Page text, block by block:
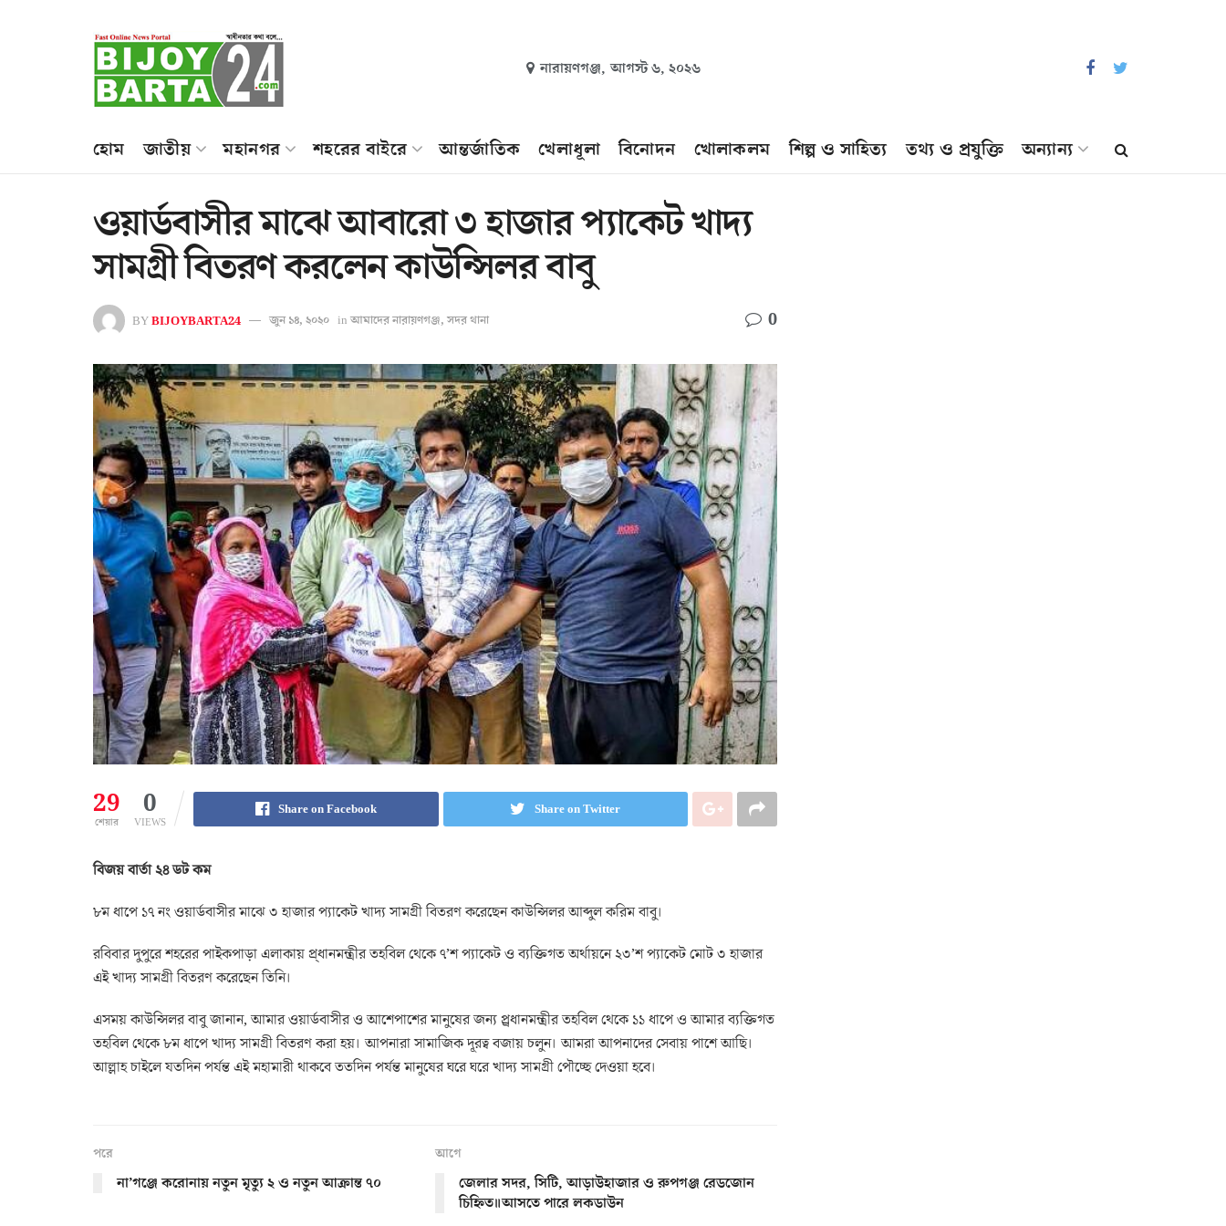
নারায়ণগঞ্জ, আগস্ট ৬, ২০২৬
হোম জাতীয় মহানগর শহরের বাইরে আন্তর্জাতিক খেলাধূলা বিনোদন খোলাকলম শিল্প ও সাহিত্য তথ্য ও প্রযুক্তি অন্যান্য
ওয়ার্ডবাসীর মাঝে আবারো ৩ হাজার প্যাকেট খাদ্য
সামগ্রী বিতরণ করলেন কাউন্সিলর বাবু
BYBIJOYBARTA24 জুন ১৪, ২০২০ in আমাদের নারায়ণগঞ্জ, সদর থানা 0
29
শেয়ার
0
VIEWS
Share on Facebook Share on Twitter
বিজয় বার্তা ২৪ ডট কম
৮ম ধাপে ১৭ নং ওয়ার্ডবাসীর মাঝে ৩ হাজার প্যাকেট খাদ্য সামগ্রী বিতরণ করেছেন কাউন্সিলর আব্দুল করিম বাবু।
রবিবার দুপুরে শহরের পাইকপাড়া এলাকায় প্র্ধানমন্ত্রীর তহবিল থেকে ৭’শ প্যাকেট ও ব্যক্তিগত অর্থায়নে ২৩’শ প্যাকেট মোট ৩ হাজার
এই খাদ্য সামগ্রী বিতরণ করেছেন তিনি।
এসময় কাউন্সিলর বাবু জানান, আমার ওয়ার্ডবাসীর ও আশেপাশের মানুষের জন্য প্র্রধানমন্ত্রীর তহবিল থেকে ১১ ধাপে ও আমার ব্যক্তিগত
তহবিল থেকে ৮ম ধাপে খাদ্য সামগ্রী বিতরণ করা হয়। আপনারা সামাজিক দূরত্ব বজায় চলুন। আমরা আপনাদের সেবায় পাশে আছি।
আল্লাহ চাইলে যতদিন পর্যন্ত এই মহামারী থাকবে ততদিন পর্যন্ত মানুষের ঘরে ঘরে খাদ্য সামগ্রী পৌচ্ছে দেওয়া হবে।
পরে
না’গঞ্জে করোনায় নতুন মৃত্যু ২ ও নতুন আক্রান্ত ৭০
আগে
জেলার সদর, সিটি, আড়াউহাজার ও রুপগঞ্জ রেডজোন
চিহ্নিত॥আসতে পারে লকডাউন